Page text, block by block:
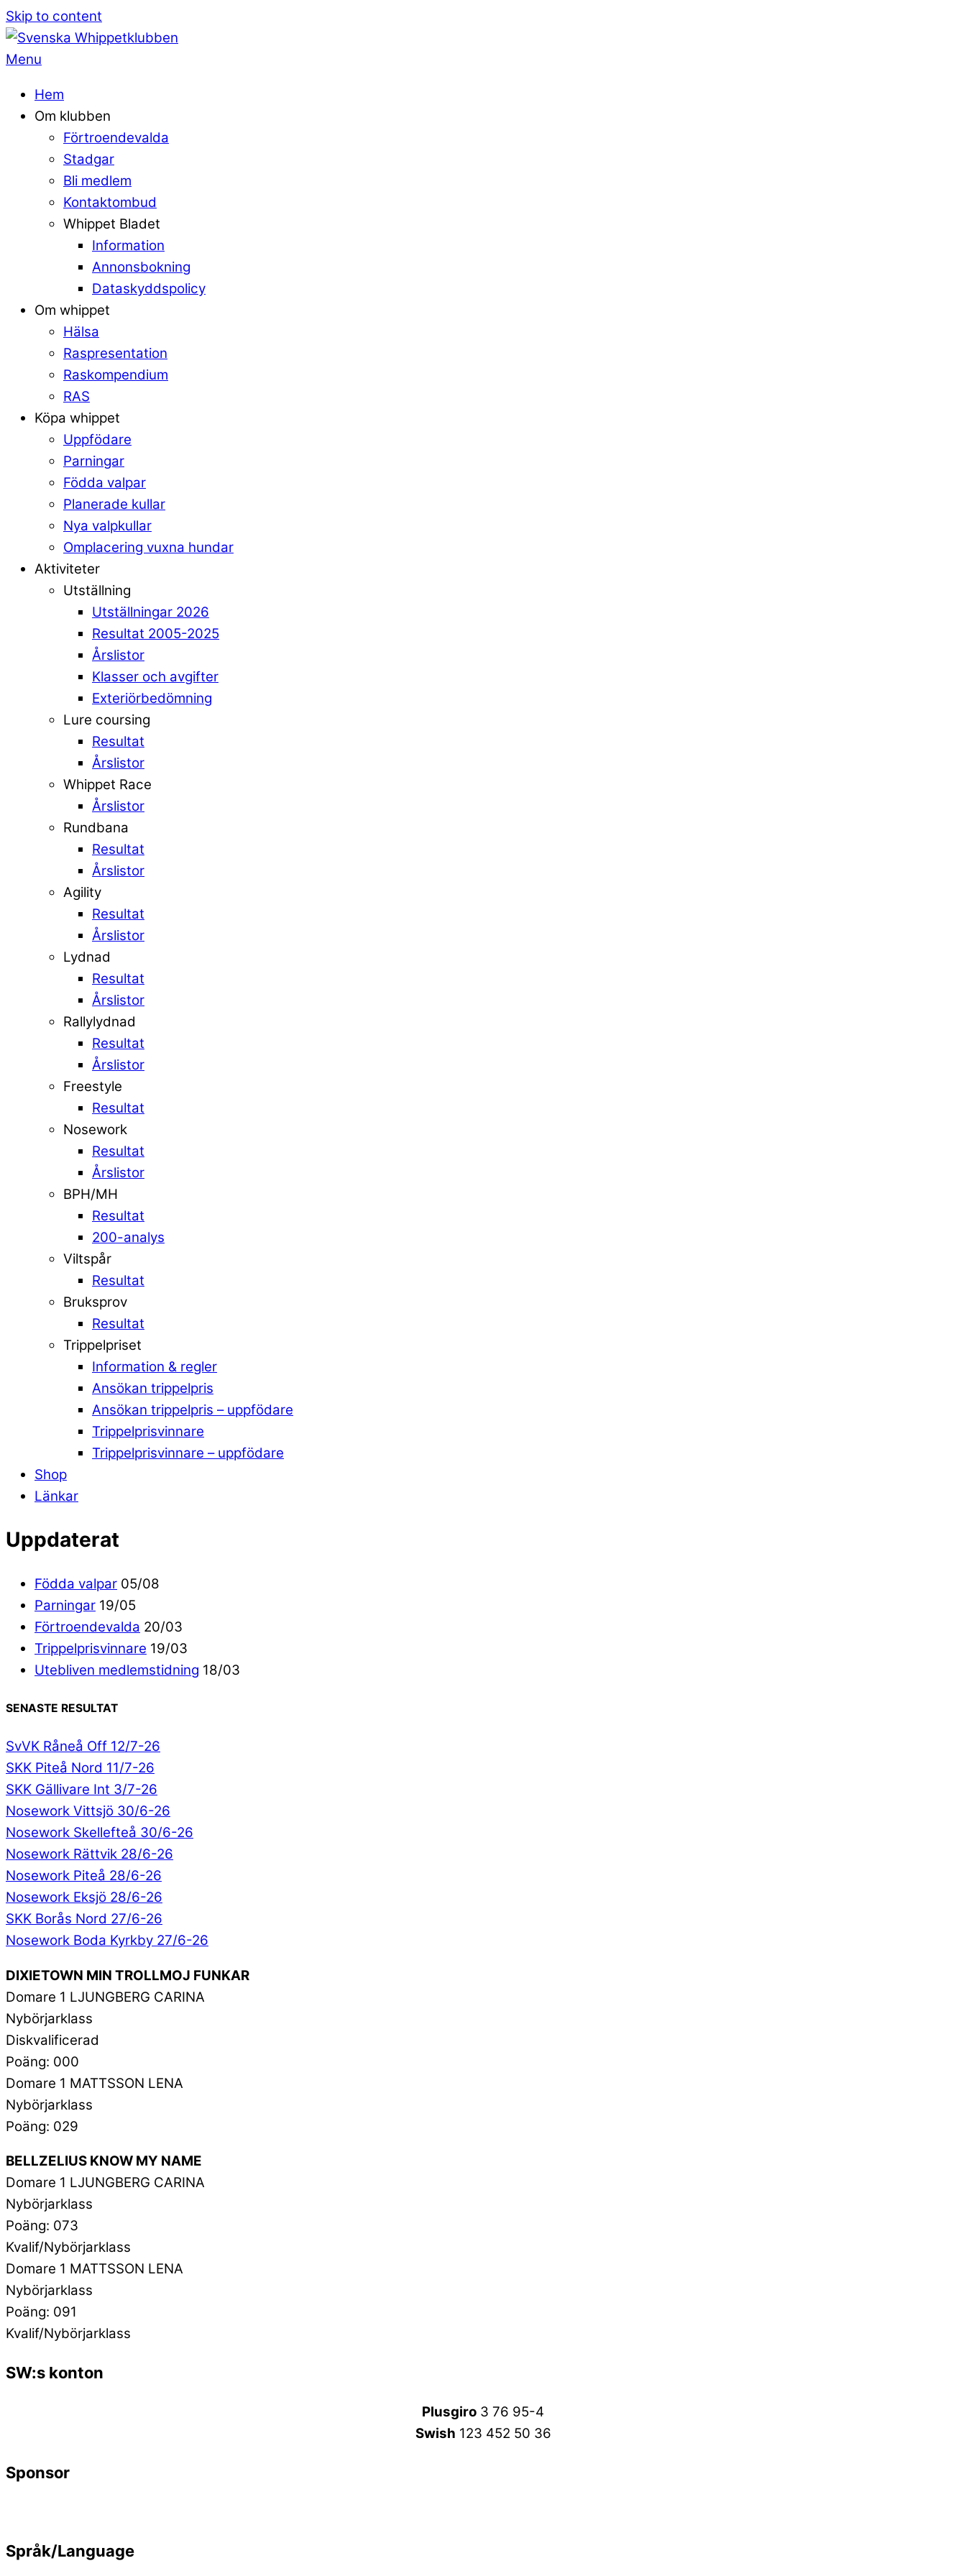
Skip to content
Menu
Hem
Om klubben
Förtroendevalda
Stadgar
Bli medlem
Kontaktombud
Whippet Bladet
Information
Annonsbokning
Dataskyddspolicy
Om whippet
Hälsa
Raspresentation
Raskompendium
RAS
Köpa whippet
Uppfödare
Parningar
Födda valpar
Planerade kullar
Nya valpkullar
Omplacering vuxna hundar
Aktiviteter
Utställning
Utställningar 2026
Resultat 2005-2025
Årslistor
Klasser och avgifter
Exteriörbedömning
Lure coursing
Resultat
Årslistor
Whippet Race
Årslistor
Rundbana
Resultat
Årslistor
Agility
Resultat
Årslistor
Lydnad
Resultat
Årslistor
Rallylydnad
Resultat
Årslistor
Freestyle
Resultat
Nosework
Resultat
Årslistor
BPH/MH
Resultat
200-analys
Viltspår
Resultat
Bruksprov
Resultat
Trippelpriset
Information & regler
Ansökan trippelpris
Ansökan trippelpris – uppfödare
Trippelprisvinnare
Trippelprisvinnare – uppfödare
Shop
Länkar
Uppdaterat
Födda valpar 05/08
Parningar 19/05
Förtroendevalda 20/03
Trippelprisvinnare 19/03
Utebliven medlemstidning 18/03
SENASTE RESULTAT
SvVK Råneå Off 12/7-26
SKK Piteå Nord 11/7-26
SKK Gällivare Int 3/7-26
Nosework Vittsjö 30/6-26
Nosework Skellefteå 30/6-26
Nosework Rättvik 28/6-26
Nosework Piteå 28/6-26
Nosework Eksjö 28/6-26
SKK Borås Nord 27/6-26
Nosework Boda Kyrkby 27/6-26
DIXIETOWN MIN TROLLMOJ FUNKAR
Domare 1 LJUNGBERG CARINA
Nybörjarklass
Diskvalificerad
Poäng: 000
Domare 1 MATTSSON LENA
Nybörjarklass
Poäng: 029
BELLZELIUS KNOW MY NAME
Domare 1 LJUNGBERG CARINA
Nybörjarklass
Poäng: 073
Kvalif/Nybörjarklass
Domare 1 MATTSSON LENA
Nybörjarklass
Poäng: 091
Kvalif/Nybörjarklass
SW:s konton
Plusgiro 3 76 95-4
Swish 123 452 50 36
Sponsor
Språk/Language